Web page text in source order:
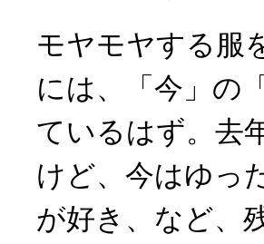
モヤモヤする服
には、「今」の
ているはず。去
けど、今はゆっ
が好き、など、